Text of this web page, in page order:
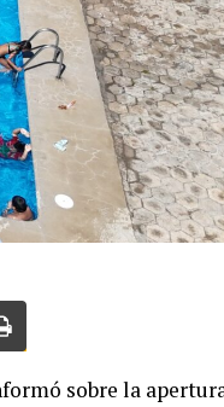
sobre la